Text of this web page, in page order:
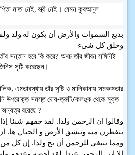
মাতা নেই, স্ত্রী নেই। যেমন কুরআনুল
بديع السموات والأرض أن يكون له ولد
وخلق كل شىء
সন্তান হবে কি করে? অথচ তাঁর জীবন সঙ্গিনীই
সৃষ্টি করেছেন।
এমতাবস্থায় তাঁর সৃষ্টি ও মালিকানায় সমকক্ষতার
তিনি উপরোক্ত সমস্ত দোষ-ত্রুটি/কলঙ্ক থেকে মুক্ত
রয়েছে ?
وقالوا ان الرحمن ولدا. لقد چقهم شيئا
يتفطرن منه وتنشق الأرض و الجبال ها.
ومما ينبغي للرحمن أن يخ ولدا. إن كل